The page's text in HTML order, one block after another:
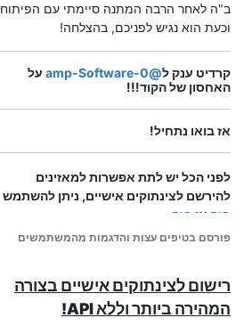
החליפו את המספר 0555555555 במספר
הטלפון הנייד שלכם!
כעת,פתחו תיקייה חדשה בשםA בתוך
שלוחתSystem
כנסו לשלוחה בה אתם רוצים לחייג (בדוגמה
ב"ה לאחר הרבה המתנה סיימתי עם הפיתוח
וכעת הוא נגיש לפניכם, בהצלחה!
קרדיט ענק ל@
amp-Software-0 על
האחסון של הקוד!!!
אז בואו נתחיל!
לפני הכל יש לתת אפשרות למאזינים
להירשם לצינתוקים אישיים, ניתן להשתמש
בזה או בזה
המאזין כדי לעבור להקלטת ההודעה:
בדוגמא הבאה המאזין יעבור להקלטת
ההודעה בעת הקשה על במהלך ההאזנה
פורסם בטיפים עצות והדגמות מהמשתמשים
רישום לצינתוקים אישיים בצורה
המהירה ביותר וללא API!